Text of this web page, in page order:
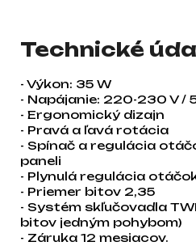
Technické
- Výkon: 35 W
- Napájanie: 220-230 V /
- Ergonomický dizajn
- Pravá a ľavá rotácia
- Spínač a regulácia
paneli
- Plynulá regulácia
- Priemer bitov 2,35
- Systém skľučovadla
bitov jedným pohybom)
- Záruka 12 mesiacov.